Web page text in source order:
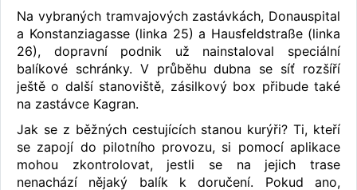
Na vybraných tramvajových zastávkách, Donauspital
a Konstanziagasse (linka 25) a Hausfeldstraße (linka
26), dopravní podnik už nainstaloval speciální
balíkové schránky. V průběhu dubna se síť rozšíří
ještě o další stanoviště, zásilkový box přibude také
na zastávce Kagran.
Jak se z běžných cestujících stanou kurýři? Ti, kteří
se zapojí do pilotního provozu, si pomocí aplikace
mohou zkontrolovat, jestli se na jejich trase
nenachází nějaký balík k doručení. Pokud ano,